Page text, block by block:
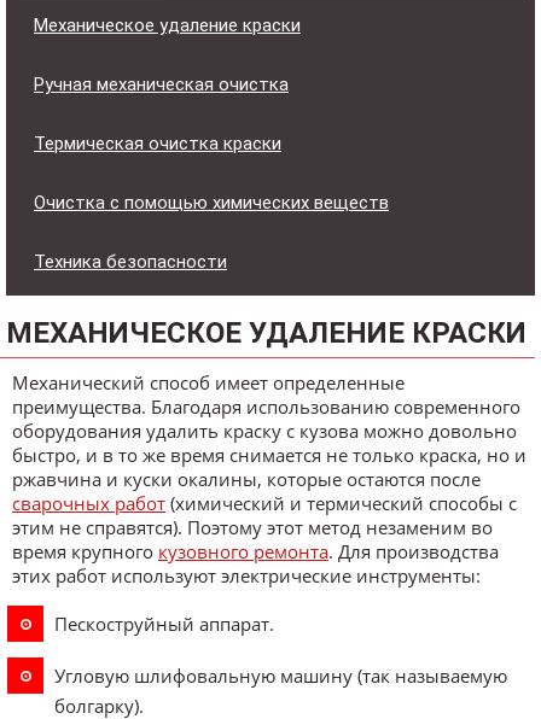
Механическое удаление краски
Ручная механическая очистка
Термическая очистка краски
Очистка с помощью химических веществ
Техника безопасности
МЕХАНИЧЕСКОЕ УДАЛЕНИЕ КРАСКИ
Механический способ имеет определенные
преимущества. Благодаря использованию современного
оборудования удалить краску с кузова можно довольно
быстро, и в то же время снимается не только краска, но и
ржавчина и куски окалины, которые остаются после
сварочных работ (химический и термический способы с
этим не справятся). Поэтому этот метод незаменим во
время крупного кузовного ремонта. Для производства
этих работ используют электрические инструменты:
Пескоструйный аппарат.
Угловую шлифовальную машину (так называемую
болгарку).